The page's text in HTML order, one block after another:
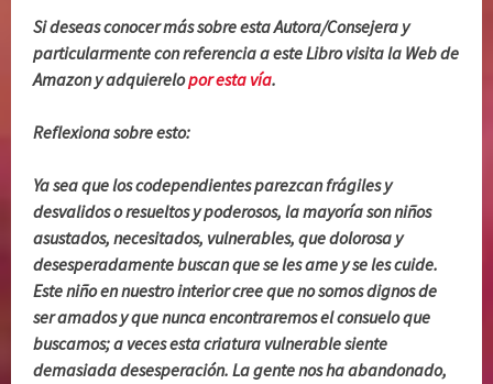
Si deseas conocer más sobre esta Autora/Consejera y
particularmente con referencia a este Libro visita la Web de
Amazon y adquierelopor esta vía.
Reflexiona sobre esto:
Ya sea que los codependientes parezcan frágiles y
desvalidos o resueltos y poderosos, la mayoría son niños
asustados, necesitados, vulnerables, que dolorosa y
desesperadamente buscan que se les ame y se les cuide.
Este niño en nuestro interior cree que no somos dignos de
ser amados y que nunca encontraremos el consuelo que
buscamos; a veces esta criatura vulnerable siente
demasiada desesperación. La gente nos ha abandonado,